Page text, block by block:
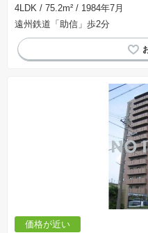
4LDK / 75.2m² / 1984年7月
遠州鉄道「助信」歩2分
価格が近い